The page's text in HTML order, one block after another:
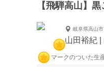
【飛騨高山】
岐阜県高山市
山田裕紀 |
マークのついた生